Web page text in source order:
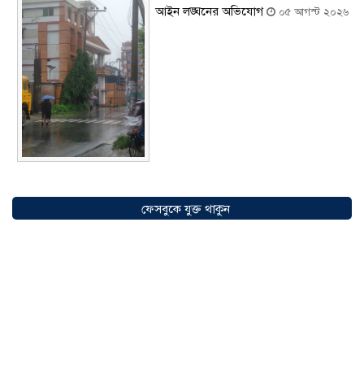
আইন লঙ্ঘনের অভিযোগ
০৫ আগস্ট ২০২৬
অগ্রযাত্রায় নতুন অধ্যায়, উদ্বোধন হলো ‘শিফা
মোহাম্মদিয়া ফিশারিজ’
০৫ আগস্ট ২০২৬
ফেসবুকে যুক্ত থাকুন